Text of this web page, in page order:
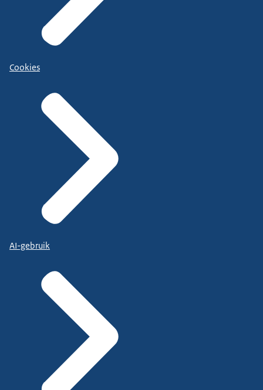
Cookies
AI-gebruik